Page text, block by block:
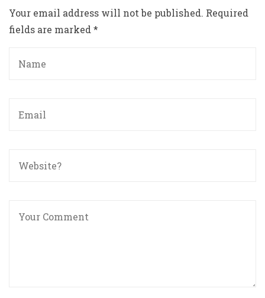
Your email address will not be published. Required
fields are marked *